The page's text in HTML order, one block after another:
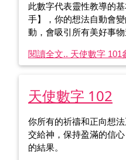
此數字代表靈性教導的
手】，你的想法自動會
動，會吸引所有美好事物
閱讀全文.. 天使數字 101
天使數字 102
你所有的祈禱和正向想
交給神，保持盈滿的信
的結果。